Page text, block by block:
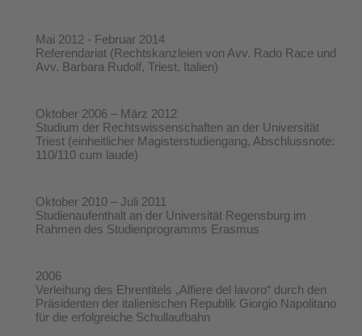
Mai 2012 - Februar 2014
Referendariat (Rechtskanzleien von Avv. Rado Race und
Avv. Barbara Rudolf, Triest, Italien)
Oktober 2006 – März 2012
Studium der Rechtswissenschaften an der Universität
Triest (einheitlicher Magisterstudiengang, Abschlussnote:
110/110 cum laude)
Oktober 2010 – Juli 2011
Studienaufenthalt an der Universität Regensburg im
Rahmen des Studienprogramms Erasmus
2006
Verleihung des Ehrentitels „Alfiere del lavoro“ durch den
Präsidenten der italienischen Republik Giorgio Napolitano
für die erfolgreiche Schullaufbahn